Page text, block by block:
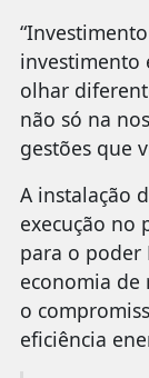
investimento
olhar
não só na
gestões que
A instalação
execução no
para o poder
economia de
o
eficiência